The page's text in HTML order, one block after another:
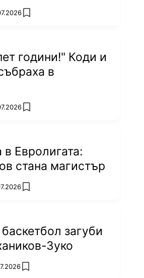
add favorites
години!" Коди и
в
add favorites
в Евролигата:
стана магистър
add favorites
загуби
Зуко
add favorites